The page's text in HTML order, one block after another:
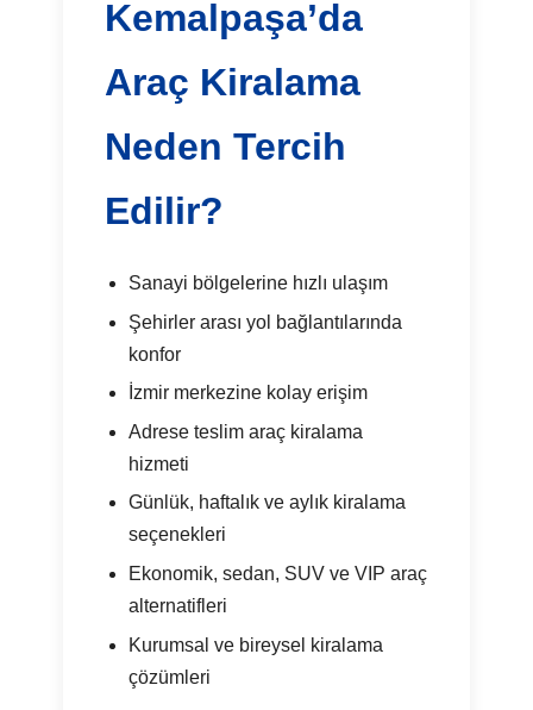
Kemalpaşa’da
Araç Kiralama
Neden Tercih
Edilir?
Sanayi bölgelerine hızlı ulaşım
Şehirler arası yol bağlantılarında
konfor
İzmir merkezine kolay erişim
Adrese teslim araç kiralama
hizmeti
Günlük, haftalık ve aylık kiralama
seçenekleri
Ekonomik, sedan, SUV ve VIP araç
alternatifleri
Kurumsal ve bireysel kiralama
çözümleri